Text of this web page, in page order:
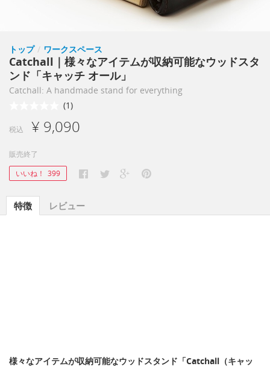
トップ / ワークスペース
Catchall｜様々なアイテムが収納可能なウッドスタ
ンド「キャッチ オール」
Catchall: A handmade stand for everything
(1)
税込 ¥ 9,090
販売終了
いいね！ 399
特徴 レビュー
様々なアイテムが収納可能なウッドスタンド「Catchall（キャッ